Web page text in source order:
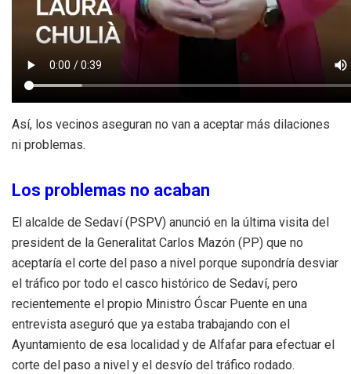
Así, los vecinos aseguran no van a aceptar más dilaciones
ni problemas.
Los problemas no acaban
El alcalde de Sedaví (PSPV) anunció en la última visita del
president de la Generalitat Carlos Mazón (PP) que no
aceptaría el corte del paso a nivel porque supondría desviar
el tráfico por todo el casco histórico de Sedaví, pero
recientemente el propio Ministro Óscar Puente en una
entrevista aseguró que ya estaba trabajando con el
Ayuntamiento de esa localidad y de Alfafar para efectuar el
corte del paso a nivel y el desvío del tráfico rodado.